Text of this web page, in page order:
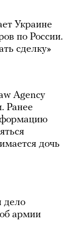
Украине
по России.
сделку»
Agency
Ранее
дочь
дело
армии